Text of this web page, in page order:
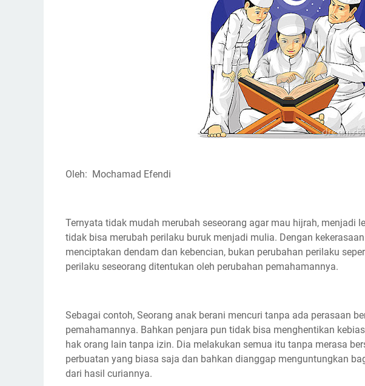
Oleh: Mochamad Efendi
Ternyata tidak mudah merubah seseorang agar mau hijrah, menjadi
tidak bisa merubah perilaku buruk menjadi mulia. Dengan
menciptakan dendam dan kebencian, bukan perubahan perilaku
perilaku seseorang ditentukan oleh perubahan pemahamannya.
Sebagai contoh, Seorang anak berani mencuri tanpa ada perasaan
pemahamannya. Bahkan penjara pun tidak bisa menghentikan
hak orang lain tanpa izin. Dia melakukan semua itu tanpa merasa
perbuatan yang biasa saja dan bahkan dianggap menguntungkan
dari hasil curiannya.